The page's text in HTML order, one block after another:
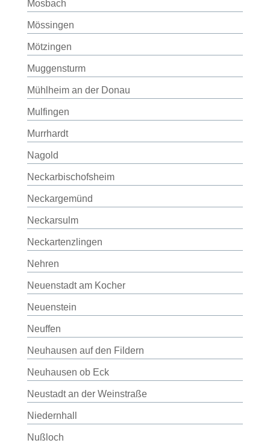
Mosbach
Mössingen
Mötzingen
Muggensturm
Mühlheim an der Donau
Mulfingen
Murrhardt
Nagold
Neckarbischofsheim
Neckargemünd
Neckarsulm
Neckartenzlingen
Nehren
Neuenstadt am Kocher
Neuenstein
Neuffen
Neuhausen auf den Fildern
Neuhausen ob Eck
Neustadt an der Weinstraße
Niedernhall
Nußloch